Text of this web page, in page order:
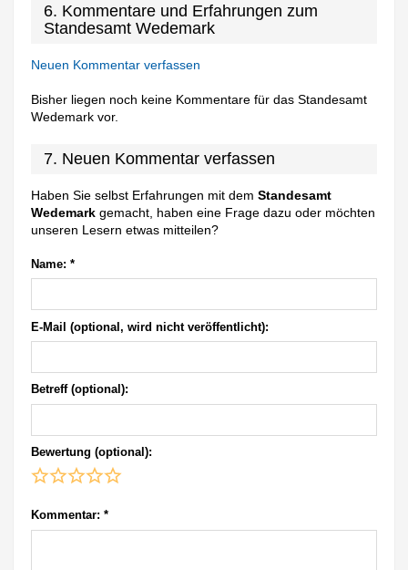
6. Kommentare und Erfahrungen zum
Standesamt Wedemark
Neuen Kommentar verfassen
Bisher liegen noch keine Kommentare für das Standesamt
Wedemark vor.
7. Neuen Kommentar verfassen
Haben Sie selbst Erfahrungen mit demStandesamt
Wedemark gemacht, haben eine Frage dazu oder möchten
unseren Lesern etwas mitteilen?
Name: *
E-Mail (optional, wird nicht veröffentlicht):
Betreff (optional):
Bewertung (optional):
Kommentar: *